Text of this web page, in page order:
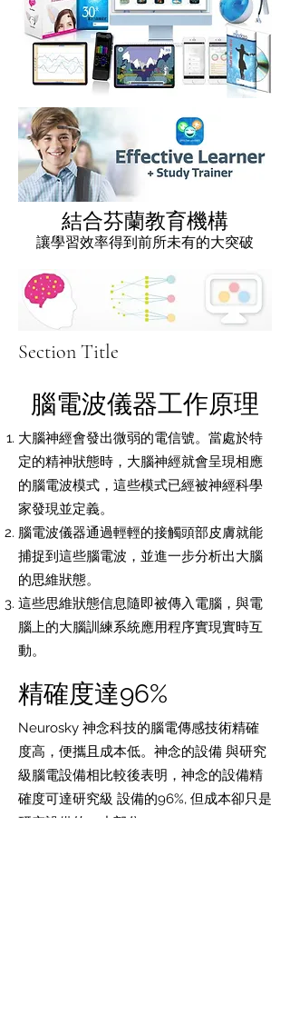
結合芬蘭教育機構
讓學習效率得到前所未有的大突破
Section Title
腦電波儀器工作原理
大腦神經會發出微弱的電信號。當處於特
定的精神狀態時，大腦神經就會呈現相應
的腦電波模式，這些模式已經被神經科學
家發現並定義。
腦電波儀器通過輕輕的接觸頭部皮膚就能
捕捉到這些腦電波，並進一步分析出大腦
的思維狀態。
這些思維狀態信息隨即被傳入電腦，與電
腦上的大腦訓練系統應用程序實現實時互
動。
精確度達96%
Neurosky 神念科技的腦電傳感技術精確
度高，便攜且成本低。神念的設備 與研究
級腦電設備相比較後表明，神念的設備精
確度可達研究級 設備的96%, 但成本卻只是
研究設備的一小部分